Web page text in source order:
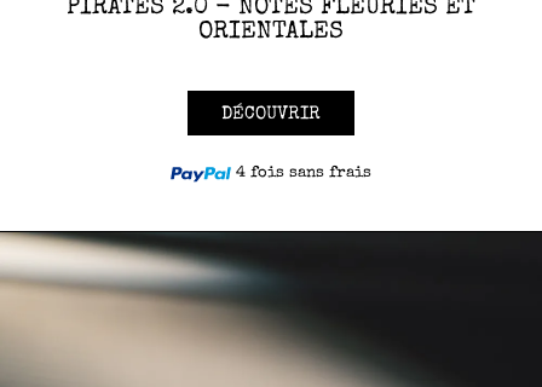
ORIENTALES
DÉCOUVRIR
4 fois sans frais